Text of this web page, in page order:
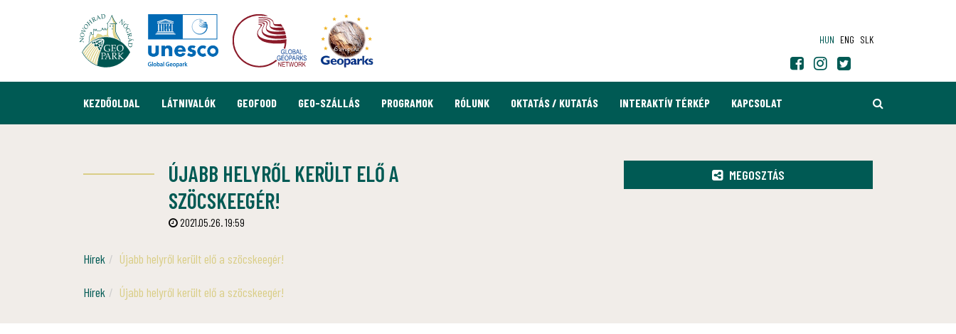
HUN ENG SLK
KEZDŐOLDAL LÁTNIVALÓK GEOFOOD GEO-SZÁLLÁS PROGRAMOK RÓLUNK OKTATÁS / KUTATÁS INTERAKTÍV TÉRKÉP KAPCSOLAT
ÚJABB HELYRŐL KERÜLT ELŐ A
SZÖCSKEEGÉR!
2021.05.26. 19:59
Hírek Újabb helyről került elő a szöcskeegér!
MEGOSZTÁS
Hírek Újabb helyről került elő a szöcskeegér!